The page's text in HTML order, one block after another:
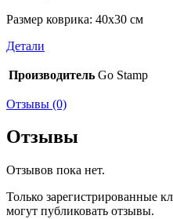
Размер коврика: 40х30 см
Детали
Производитель Go Stamp
Отзывы (0)
Отзывы
Отзывов пока нет.
Только зарегистрированные
могут публиковать отзывы.